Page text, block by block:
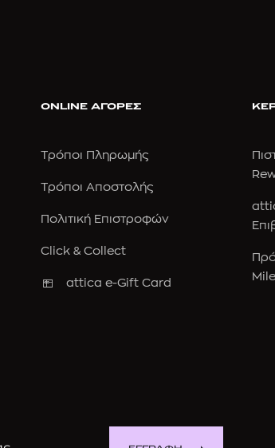
ONLINE ΑΓΟΡΕΣ
Τρόποι Πληρωμής
Τρόποι Αποστολής
Πολιτική Επιστροφών
Click & Collect
attica e-Gift Card